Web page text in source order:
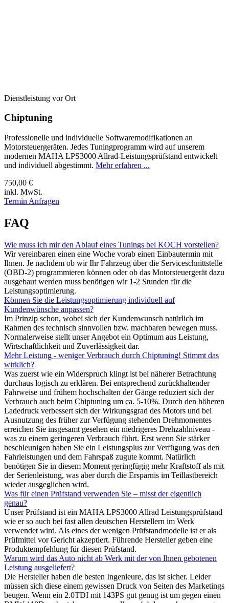
Dienstleistung vor Ort
Chiptuning
Professionelle und individuelle Softwaremodifikationen an
Motorsteuergeräten. Jedes Tuningprogramm wird auf unserem
modernen MAHA LPS3000 Allrad-Leistungsprüfstand entwickelt
und individuell abgestimmt. Mehr erfahren ...
750,00 €
inkl. MwSt.
Termin Anfragen
FAQ
Wie muss ich mir den Ablauf eines Tunings bei KOCH vorstellen?
Wir vereinbaren einen eine Woche vorab einen Einbautermin mit
Ihnen. Je nachdem ob wir Ihr Fahrzeug über die Serviceschnittstelle
(OBD-2) programmieren können oder ob das Motorsteuergerät dazu
ausgebaut werden muss benötigen wir 1-2 Stunden für die
Leistungsoptimierung.
Können Sie die Leistungsoptimierung individuell auf
Kundenwünsche anpassen?
Im Prinzip schon, wobei sich der Kundenwunsch natürlich im
Rahmen des technisch sinnvollen bzw. machbaren bewegen muss.
Normalerweise stellt unser Angebot ein Optimum aus Leistung,
Wirtschaftlichkeit und Zuverlässigkeit dar.
Mehr Leistung - weniger Verbrauch durch Chiptuning! Stimmt das
wirklich?
Was zuerst wie ein Widerspruch klingt ist bei näherer Betrachtung
durchaus logisch zu erklären. Bei entsprechend zurückhaltender
Fahrweise und frühem hochschalten der Gänge reduziert sich der
Verbrauch auch beim Chiptuning um ca. 5-10%. Durch den höheren
Ladedruck verbessert sich der Wirkungsgrad des Motors und bei
Ausnutzung des früher zur Verfügung stehenden Drehmomentes
erreichen Sie insgesamt gesehen ein niedrigeres Drehzahlniveau -
was zu einem geringeren Verbrauch führt. Erst wenn Sie stärker
beschleunigen haben Sie ein Leistungsplus zur Verfügung was den
Fahrleistungen und dem Fahrspaß zugute kommt. Natürlich
benötigen Sie in diesem Moment geringfügig mehr Kraftstoff als mit
der Serienleistung, was aber durch die Ersparnis im Teillastbereich
wieder ausgeglichen wird.
Was für einen Prüfstand verwenden Sie – misst der eigentlich
genau?
Unser Prüfstand ist ein MAHA LPS3000 Allrad Leistungsprüfstand
wie er so auch bei fast allen deutschen Herstellern im Werk
verwendet wird. Als eines der wenigen Prüfstandmodelle ist er als
Prüfmittel vor Gericht akzeptiert. Führende Hersteller geben eine
Produktempfehlung für diesen Prüfstand.
Warum wird das Auto nicht ab Werk mit der von Ihnen gebotenen
Leistung ausgeliefert?
Die Hersteller haben die besten Ingenieure, das ist sicher. Leider
müssen sich diese einem gewissen Druck von Seiten des Marketings
beugen. Wenn ein 2.0TDI mit 143PS gut genug ist um gegen einen